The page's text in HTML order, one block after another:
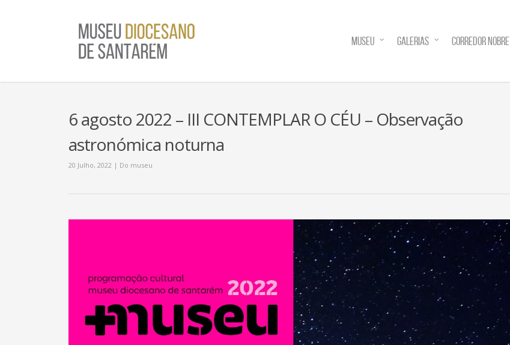
MUSEU GALERIAS CORREDOR NOBRE
6 agosto 2022 – III CONTEMPLAR O CÉU – Observação
astronómica noturna
20 Julho, 2022 | Do museu